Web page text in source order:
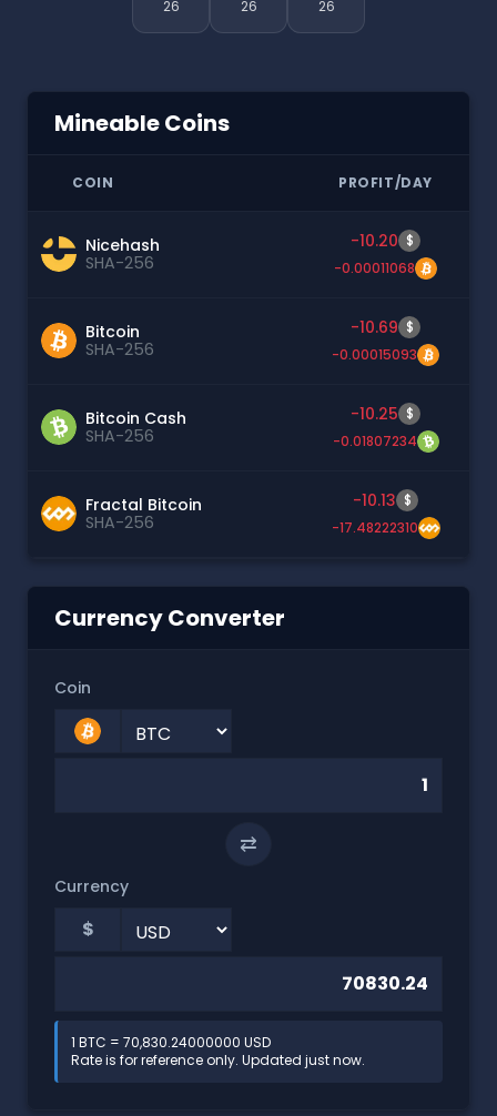
26 26 26
Mineable Coins
COIN PROFIT/DAY
Nicehash
SHA-256
-10.20 $
-0.00011068
Bitcoin
SHA-256
-10.69 $
-0.00015093
Bitcoin Cash
SHA-256
-10.25 $
-0.01807234
Fractal Bitcoin
SHA-256
-10.13 $
-17.48222310
Currency Converter
Coin
⇄
Currency
$
1 BTC = 70,830.24000000 USD
Rate is for reference only. Updated just now.